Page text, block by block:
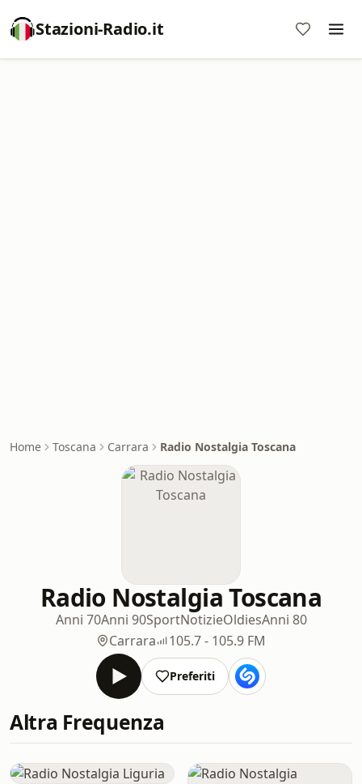
Stazioni-Radio.it
Home Toscana Carrara Radio Nostalgia Toscana
Radio Nostalgia Toscana
Anni 70Anni 90SportNotizieOldiesAnni 80
Carrara
105.7 - 105.9 FM
Preferiti
Altra Frequenza